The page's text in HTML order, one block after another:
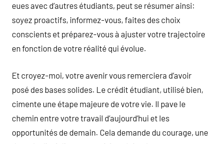
eues avec d’autres étudiants, peut se résumer ainsi:
soyez proactifs, informez-vous, faites des choix
conscients et préparez-vous à ajuster votre trajectoire
en fonction de votre réalité qui évolue.
Et croyez-moi, votre avenir vous remerciera d’avoir
posé des bases solides. Le crédit étudiant, utilisé bien,
cimente une étape majeure de votre vie. Il pave le
chemin entre votre travail d’aujourd’hui et les
opportunités de demain. Cela demande du courage, une